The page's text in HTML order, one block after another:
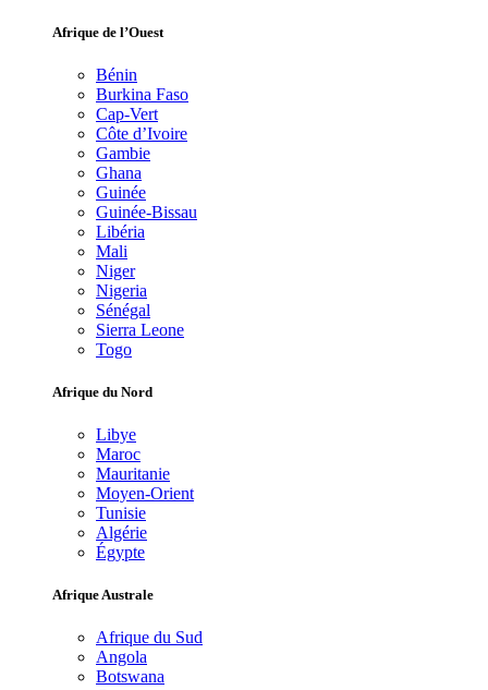
Afrique de l’Ouest
Bénin
Burkina Faso
Cap-Vert
Côte d’Ivoire
Gambie
Ghana
Guinée
Guinée-Bissau
Libéria
Mali
Niger
Nigeria
Sénégal
Sierra Leone
Togo
Afrique du Nord
Libye
Maroc
Mauritanie
Moyen-Orient
Tunisie
Algérie
Égypte
Afrique Australe
Afrique du Sud
Angola
Botswana